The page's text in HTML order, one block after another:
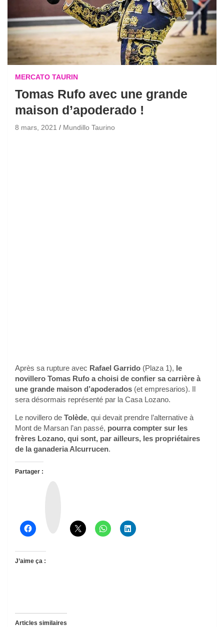
MERCATO TAURIN
Tomas Rufo avec une grande
maison d’apoderado !
8 mars, 2021 Mundillo Taurino
Après sa rupture avec Rafael Garrido (Plaza 1), le
novillero Tomas Rufo a choisi de confier sa carrière à
une grande maison d’apoderados (et empresarios). Il
sera désormais représenté par la Casa Lozano.
Le novillero de Tolède, qui devait prendre l’alternative à
Mont de Marsan l’an passé, pourra compter sur les
frères Lozano, qui sont, par ailleurs, les propriétaires
de la ganaderia Alcurrucen.
Partager :
J’aime ça :
Articles similaires